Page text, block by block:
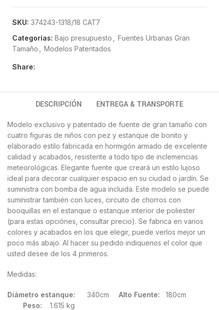
SKU: 374243-1318/18 CAT7
Categorías: Bajo presupuesto
Fuentes Urbanas Gran
Tamaño
Modelos Patentados
Share:
DESCRIPCIÓN ENTREGA & TRANSPORTE
Modelo exclusivo y patentado de fuente de gran tamaño con
cuatro figuras de niños con pez y estanque de bonito y
elaborado estilo fabricada en hormigón armado de excelente
calidad y acabados, resistente a todo tipo de inclemencias
meteorológicas. Elegante fuente que creará un estilo lujoso
ideal para decorar cualquier espacio en su ciudad o jardín. Se
suministra con bomba de agua incluida. Este modelo se puede
suministrar también con luces, circuito de chorros con
booquillas en el estanque o estanque interior de poliester
(para estas opciónes, consultar precio). Se fabrica en varios
colores y acabados en los que elegir, puede verlos mejor un
poco más abajo. Al hacer su pedido indiquenos el color que
usted desee de los 4 primeros.
Medidas:
Diámetro estanque: 340cmAlto Fuente: 180cm
Peso:
1.615 kg